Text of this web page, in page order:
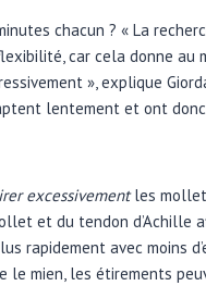
chacun ? « La
car cela donne
», explique
lentement et ont donc
excessivementles
et du tendon d’Achille
rapidement avec moins
le mien, les étirements